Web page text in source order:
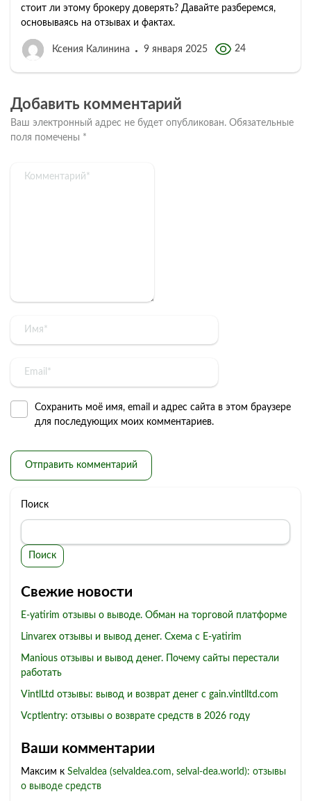
стоит ли этому брокеру доверять? Давайте разберемся,
основываясь на отзывах и фактах.
Ксения Калинина 9 января 2025 24
Добавить комментарий
Ваш электронный адрес не будет опубликован. Обязательные
поля помечены *
Сохранить моё имя, email и адрес сайта в этом браузере
для последующих моих комментариев.
Поиск
Поиск
Свежие новости
E-yatirim отзывы о выводе. Обман на торговой платформе
Linvarex отзывы и вывод денег. Схема с E-yatirim
Manious отзывы и вывод денег. Почему сайты перестали
работать
VintlLtd отзывы: вывод и возврат денег с gain.vintlltd.com
Vcptlentry: отзывы о возврате средств в 2026 году
Ваши комментарии
Максим к Selvaldea (selvaldea.com, selval-dea.world): отзывы
о выводе средств